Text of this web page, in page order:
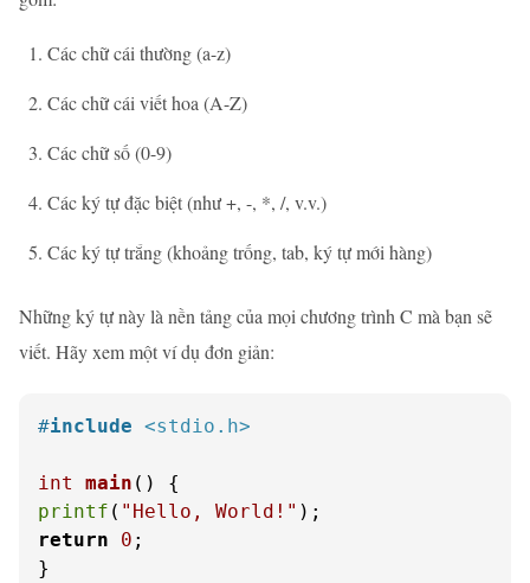
Các chữ cái thường (a-z)
Các chữ cái viết hoa (A-Z)
Các chữ số (0-9)
Các ký tự đặc biệt (như +, -, *, /, v.v.)
Các ký tự trắng (khoảng trống, tab, ký tự mới hàng)
Những ký tự này là nền tảng của mọi chương trình C mà bạn sẽ
viết. Hãy xem một ví dụ đơn giản:
#include <stdio.h>
int main ()
printf ( "Hello, World!"
return
0 ;
}